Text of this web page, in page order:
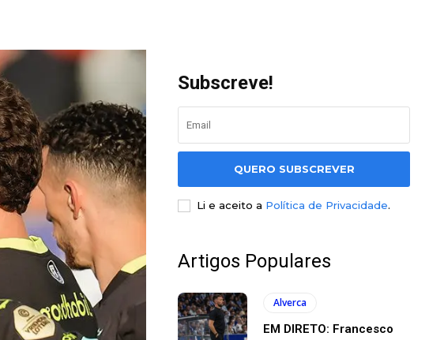
Subscreve!
QUERO SUBSCREVER
Li e aceito a Política de Privacidade.
Artigos Populares
Alverca
EM DIRETO: Francesco